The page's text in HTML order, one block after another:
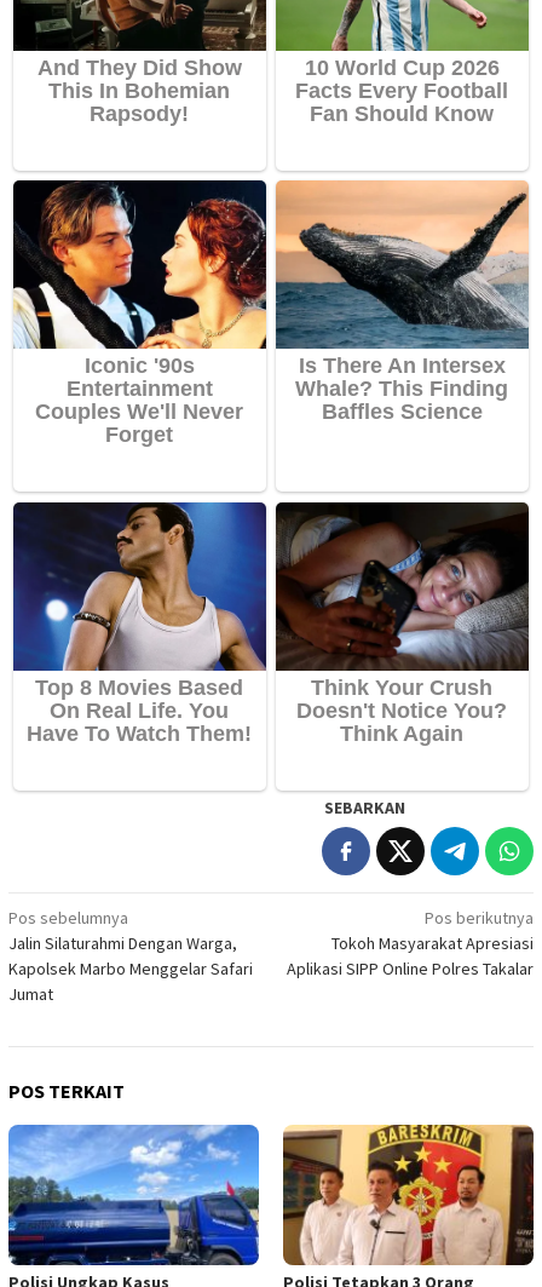
SEBARKAN
Navigasi
pos
Pos sebelumnya
Jalin Silaturahmi Dengan Warga,
Kapolsek Marbo Menggelar Safari
Jumat
Pos berikutnya
Tokoh Masyarakat Apresiasi
Aplikasi SIPP Online Polres Takalar
POS TERKAIT
Polisi Ungkap Kasus Polisi Tetapkan 3 Orang